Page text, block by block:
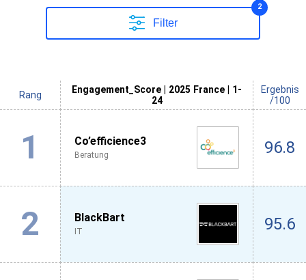
Filter
2
Rang
Engagement_Score | 2025 France | 1-
24
Ergebnis
/100
1 Co’efficience3
Beratung 96.8
2 BlackBart
IT 95.6